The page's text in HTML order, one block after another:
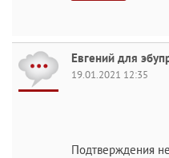
Евгений для
19.01.2021 12:35
Подтверждения